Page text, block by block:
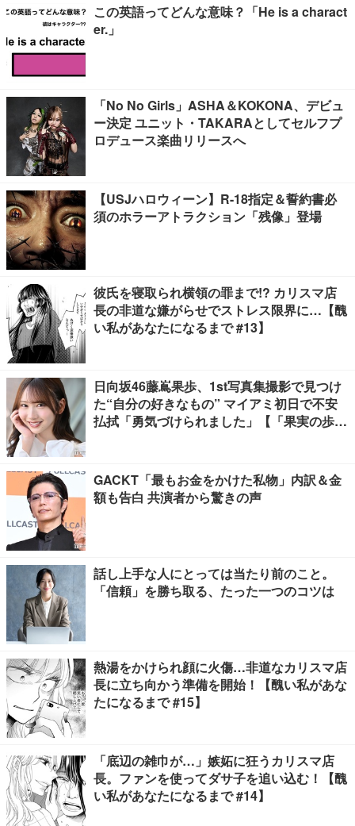
この英語ってどんな意味？「He is a charact
er.」
「No No Girls」ASHA＆KOKONA、デビュ
ー決定 ユニット・TAKARAとしてセルフプ
ロデュース楽曲リリースへ
【USJハロウィーン】R-18指定＆誓約書必
須のホラーアトラクション「残像」登場
彼氏を寝取られ横領の罪まで!? カリスマ店
長の非道な嫌がらせでストレス限界に…【醜
い私があなたになるまで #13】
日向坂46藤嶌果歩、1st写真集撮影で見つけ
た“自分の好きなもの” マイアミ初日で不安
払拭「勇気づけられました」【「果実の歩
GACKT「最もお金をかけた私物」内訳＆金
額も告白 共演者から驚きの声
話し上手な人にとっては当たり前のこと。
「信頼」を勝ち取る、たった一つのコツは
熱湯をかけられ顔に火傷…非道なカリスマ店
長に立ち向かう準備を開始！【醜い私があな
たになるまで #15】
「底辺の雑巾が…」嫉妬に狂うカリスマ店
長。ファンを使ってダサ子を追い込む！【醜
い私があなたになるまで #14】